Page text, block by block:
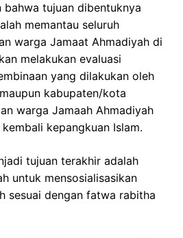
bahwa tujuan dibentuknya
memantau seluruh
warga Jamaat Ahmadiyah di
melakukan evaluasi
yang dilakukan oleh
kabupaten/kota
warga Jamaah Ahmadiyah
kepangkuan Islam.
tujuan terakhir adalah
untuk mensosialisasikan
sesuai dengan fatwa rabitha